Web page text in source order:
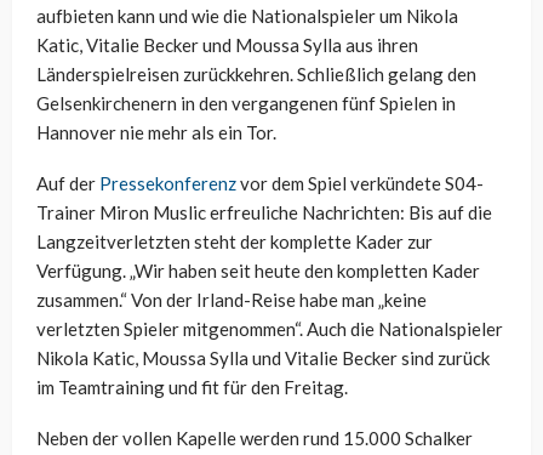
aufbieten kann und wie die Nationalspieler um Nikola
Katic, Vitalie Becker und Moussa Sylla aus ihren
Länderspielreisen zurückkehren. Schließlich gelang den
Gelsenkirchenern in den vergangenen fünf Spielen in
Hannover nie mehr als ein Tor.
Auf der Pressekonferenzvor dem Spiel verkündete S04-
Trainer Miron Muslic erfreuliche Nachrichten: Bis auf die
Langzeitverletzten steht der komplette Kader zur
Verfügung. „Wir haben seit heute den kompletten Kader
zusammen.“ Von der Irland-Reise habe man „keine
verletzten Spieler mitgenommen“. Auch die Nationalspieler
Nikola Katic, Moussa Sylla und Vitalie Becker sind zurück
im Teamtraining und fit für den Freitag.
Neben der vollen Kapelle werden rund 15.000 Schalker